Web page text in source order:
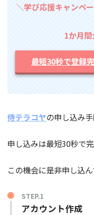
＼学び応援キャンペ
1か月
最短30秒で登録
侍テラコヤの申し込み
申し込みは最短30秒で完
この機会に是非申し込
STEP.1
アカウント作成